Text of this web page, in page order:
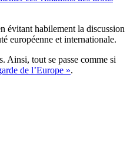
évitant habilement la discussion
européenne et internationale.
Ainsi, tout se passe comme si
de l’Europe ».